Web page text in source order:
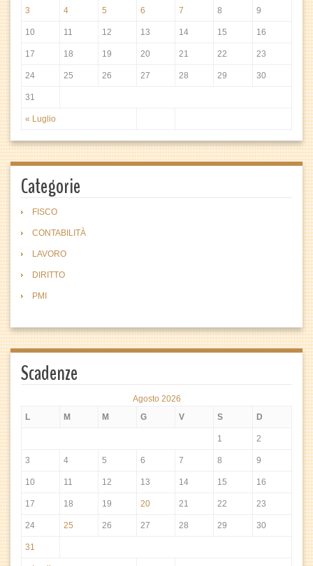
« Luglio
3 4 5 6 7 8 9
10 11 12 13 14 15 16
17 18 19 20 21 22 23
24 25 26 27 28 29 30
31
Categorie
FISCO
CONTABILITÀ
LAVORO
DIRITTO
PMI
Scadenze
Agosto 2026
L
M M G V S D
1 2
3 4 5 6 7 8 9
10 11 12 13 14 15 16
17 18 19 20 21 22 23
24 25 26 27 28 29 30
31